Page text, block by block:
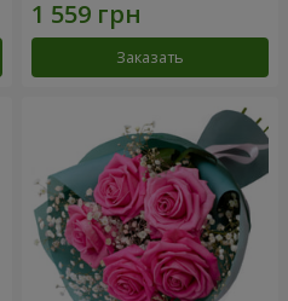
Заказать